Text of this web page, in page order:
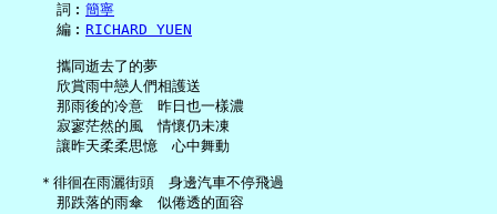
     詞︰
簡寧
     編︰
RICHARD YUEN
     攜同逝去了的夢
     欣賞雨中戀人們相護送
     那雨後的冷意　昨日也一樣濃
     寂寥茫然的風　情懷仍未凍
     讓昨天柔柔思憶　心中舞動
   ＊徘徊在雨灑街頭　身邊汽車不停飛過
     那跌落的雨傘　似倦透的面容